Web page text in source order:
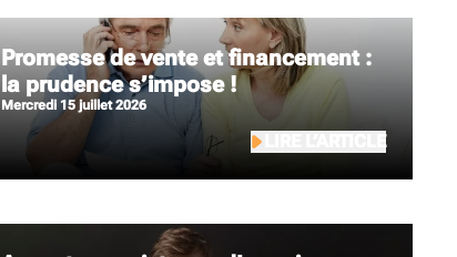
Promesse de vente et financement :
la prudence s’impose !
mercredi 15 juillet 2026